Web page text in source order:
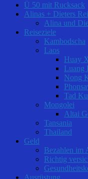
Ü 50 mit Rucksack
Alinas + Dieters
Alina und
Reiseziele
Kambodscha
Laos
Huay
Luang
Nong
Tad
Mongolei
Altai
Tansania
Thailand
Geld
Bezahlen im
Richtig